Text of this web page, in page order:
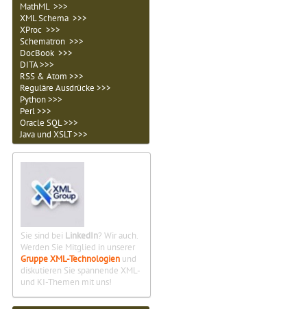
MathML >>>
XML Schema >>>
XProc >>>
Schematron >>>
DocBook >>>
DITA >>>
RSS & Atom >>>
Reguläre Ausdrücke >>>
Python >>>
Perl >>>
Oracle SQL >>>
Java und XSLT >>>
Sie sind bei LinkedIn? Wir auch.
Werden Sie Mitglied in unserer
Gruppe XML-Technologien und
diskutieren Sie spannende XML-
und KI-Themen mit uns!